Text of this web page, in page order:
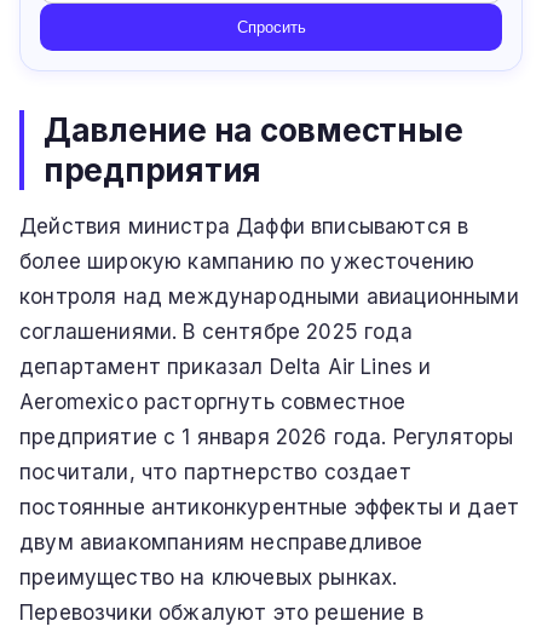
Спросить
Давление на совместные
предприятия
Действия министра Даффи вписываются в
более широкую кампанию по ужесточению
контроля над международными авиационными
соглашениями. В сентябре 2025 года
департамент приказал Delta Air Lines и
Aeromexico расторгнуть совместное
предприятие с 1 января 2026 года. Регуляторы
посчитали, что партнерство создает
постоянные антиконкурентные эффекты и дает
двум авиакомпаниям несправедливое
преимущество на ключевых рынках.
Перевозчики обжалуют это решение в